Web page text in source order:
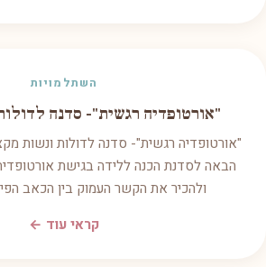
השתלמויות
"אורטופדיה רגשית"- סדנה
"אורטופדיה רגשית"- סדנה לדולות ונשות
הבאה לסדנת הכנה ללידה בגישת
ולהכיר את הקשר העמוק בין הכאב
קראי עוד ←